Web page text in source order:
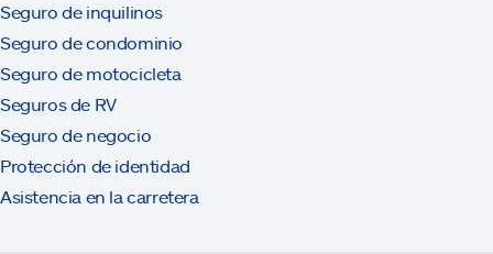
Seguro de inquilinos
Seguro de condominio
Seguro de motocicleta
Seguros de RV
Seguro de negocio
Protección de identidad
Asistencia en la carretera